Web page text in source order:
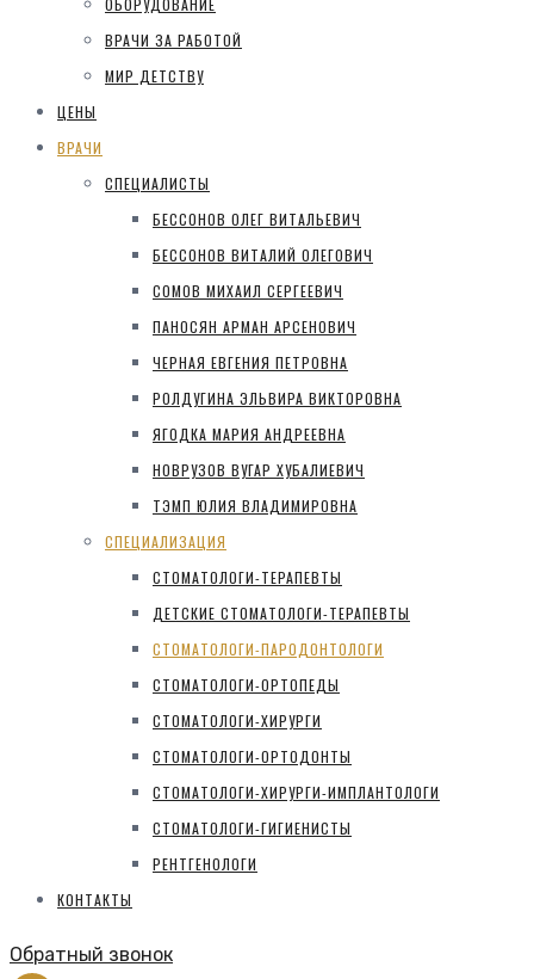
ОБОРУДОВАНИЕ
ВРАЧИ ЗА РАБОТОЙ
МИР ДЕТСТВУ
ЦЕНЫ
ВРАЧИ
СПЕЦИАЛИСТЫ
БЕССОНОВ ОЛЕГ ВИТАЛЬЕВИЧ
БЕССОНОВ ВИТАЛИЙ ОЛЕГОВИЧ
СОМОВ МИХАИЛ СЕРГЕЕВИЧ
ПАНОСЯН АРМАН АРСЕНОВИЧ
ЧЕРНАЯ ЕВГЕНИЯ ПЕТРОВНА
РОЛДУГИНА ЭЛЬВИРА ВИКТОРОВНА
ЯГОДКА МАРИЯ АНДРЕЕВНА
НОВРУЗОВ ВУГАР ХУБАЛИЕВИЧ
ТЭМП ЮЛИЯ ВЛАДИМИРОВНА
СПЕЦИАЛИЗАЦИЯ
СТОМАТОЛОГИ-ТЕРАПЕВТЫ
ДЕТСКИЕ СТОМАТОЛОГИ-ТЕРАПЕВТЫ
СТОМАТОЛОГИ-ПАРОДОНТОЛОГИ
СТОМАТОЛОГИ-ОРТОПЕДЫ
СТОМАТОЛОГИ-ХИРУРГИ
СТОМАТОЛОГИ-ОРТОДОНТЫ
СТОМАТОЛОГИ-ХИРУРГИ-ИМПЛАНТОЛОГИ
СТОМАТОЛОГИ-ГИГИЕНИСТЫ
РЕНТГЕНОЛОГИ
КОНТАКТЫ
Обратный звонок